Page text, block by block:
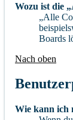
Wozu ist die
„Alle
Boards
Nach oben
Wie kann ich